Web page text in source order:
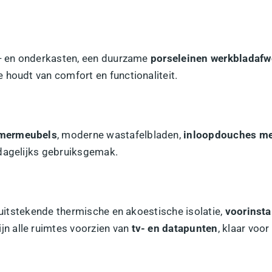
onderkasten, een duurzame porseleinen
houdt van comfort en functionaliteit.
, moderne wastafelbladen, inloopdouches
gebruiksgemak.
thermische en akoestische isolatie,
alle ruimtes voorzien van tv- en datapunten, klaar